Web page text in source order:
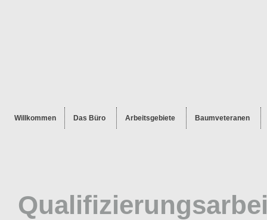
Willkommen Das Büro Arbeitsgebiete Baumveteranen